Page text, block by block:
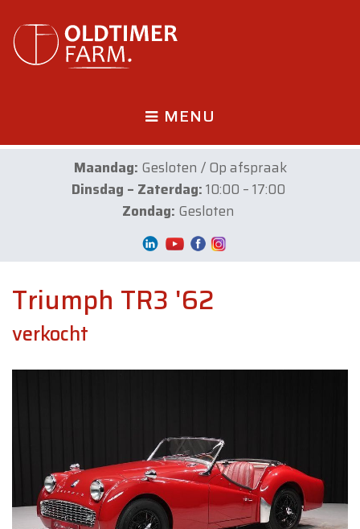
MENU
Maandag: Gesloten / Op afspraak
Dinsdag – Zaterdag:10:00 – 17:00
Zondag: Gesloten
Triumph TR3 '62
verkocht